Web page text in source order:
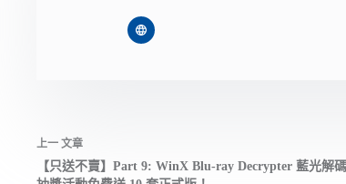
上一 文章
【只送不賣】Part 9: WinX Blu-ray Decrypter 藍光解